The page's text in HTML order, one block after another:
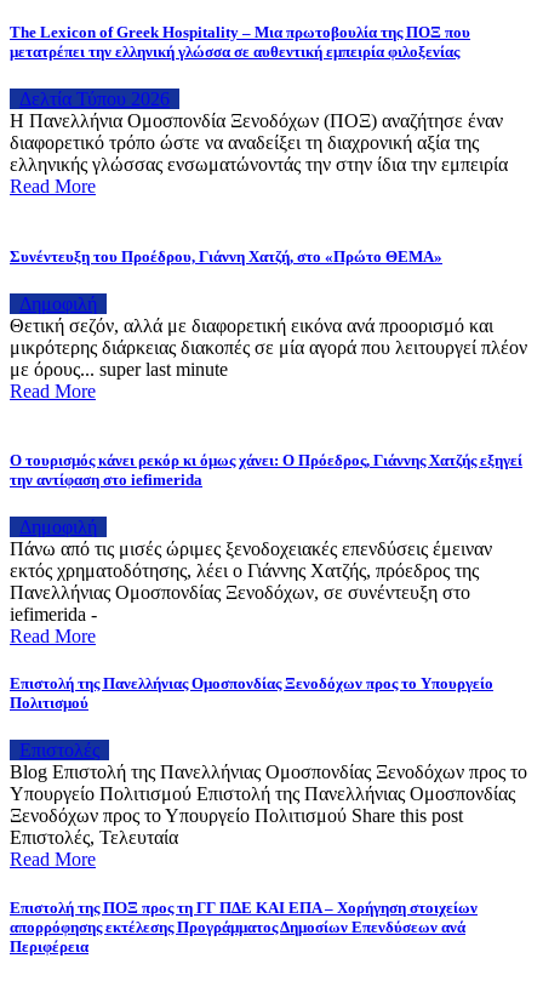
The Lexicon of Greek Hospitality – Μια πρωτοβουλία της ΠΟΞ που
μετατρέπει την ελληνική γλώσσα σε αυθεντική εμπειρία φιλοξενίας
Δελτία Τύπου 2026
H Πανελλήνια Ομοσπονδία Ξενοδόχων (ΠΟΞ) αναζήτησε έναν
διαφορετικό τρόπο ώστε να αναδείξει τη διαχρονική αξία της
ελληνικής γλώσσας ενσωματώνοντάς την στην ίδια την εμπειρία
Read More
Συνέντευξη του Προέδρου, Γιάννη Χατζή, στο «Πρώτο ΘΕΜΑ»
Δημοφιλή
Θετική σεζόν, αλλά με διαφορετική εικόνα ανά προορισμό και
μικρότερης διάρκειας διακοπές σε μία αγορά που λειτουργεί πλέον
με όρους... super last minute
Read More
Ο τουρισμός κάνει ρεκόρ κι όμως χάνει: Ο Πρόεδρος, Γιάννης Χατζής εξηγεί
την αντίφαση στο iefimerida
Δημοφιλή
Πάνω από τις μισές ώριμες ξενοδοχειακές επενδύσεις έμειναν
εκτός χρηματοδότησης, λέει ο Γιάννης Χατζής, πρόεδρος της
Πανελλήνιας Ομοσπονδίας Ξενοδόχων, σε συνέντευξη στο
iefimerida -
Read More
Επιστολή της Πανελλήνιας Ομοσπονδίας Ξενοδόχων προς το Υπουργείο
Πολιτισμού
Επιστολές
Blog Επιστολή της Πανελλήνιας Ομοσπονδίας Ξενοδόχων προς το
Υπουργείο Πολιτισμού Επιστολή της Πανελλήνιας Ομοσπονδίας
Ξενοδόχων προς το Υπουργείο Πολιτισμού Share this post
Επιστολές, Τελευταία
Read More
Επιστολή της ΠΟΞ προς τη ΓΓ ΠΔΕ ΚΑΙ ΕΠΑ – Χορήγηση στοιχείων
απορρόφησης εκτέλεσης Προγράμματος Δημοσίων Επενδύσεων ανά
Περιφέρεια